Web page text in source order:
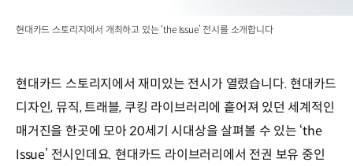
현대카드 스토리지에서 개최하고 있는 ‘the Issue’ 전시를 소개합니다
현대카드 스토리지에서 재미있는 전시가 열렸습니다. 현대카드
디자인, 뮤직, 트래블, 쿠킹 라이브러리에 흩어져 있던 세계적인
매거진을 한곳에 모아 20세기 시대상을 살펴볼 수 있는 ‘the
Issue’ 전시인데요. 현대카드 라이브러리에서 전권 보유 중인